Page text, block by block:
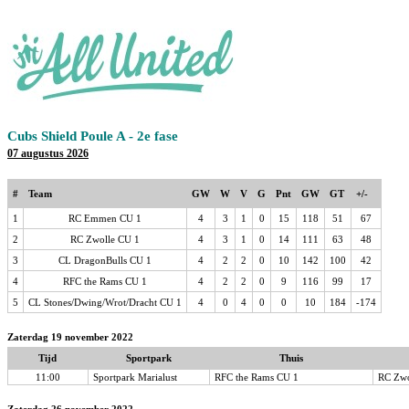
Cubs Shield Poule A - 2e fase
07 augustus 2026
# Team GW W V G Pnt GW GT +/-
1 RC Emmen CU 1 4 3 1 0 15 118 51
67
2
RC Zwolle CU 1 4 3 1 0 14 111 63
48
3
CL DragonBulls CU 1 4 2 2 0 10 142 100
42
4
RFC the Rams CU 1 4 2 2 0 9 116 99
17
5
CL Stones/Dwing/Wrot/Dracht CU 1 4 0 4 0 0 10 184 -174
Zaterdag 19 november 2022
Tijd
Sportpark Thuis
11:00
Sportpark Marialust RFC the Rams CU 1 RC